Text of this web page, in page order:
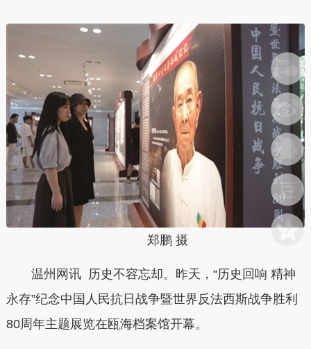
郑鹏 摄
温州网讯 历史不容忘却。昨天，“历史回响 精神
永存”纪念中国人民抗日战争暨世界反法西斯战争胜利
80周年主题展览在瓯海档案馆开幕。